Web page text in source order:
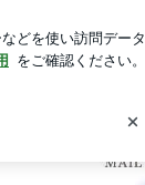
のあなたを「
ログイン